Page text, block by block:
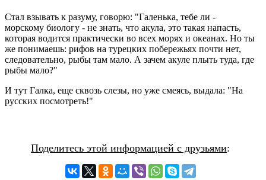
Стал взывать к разуму, говорю: "Галенька, тебе ли -
морскому биологу - не знать, что акула, это такая напасть,
которая водится практически во всех морях и океанах. Но ты
же понимаешь: рифов на турецких побережьях почти нет,
следовательно, рыбы там мало. А зачем акуле плыть туда, где
рыбы мало?"
И тут Галка, еще сквозь слезы, но уже смеясь, выдала: "На
русских посмотреть!"
Поделитесь этой информацией с друзьями: